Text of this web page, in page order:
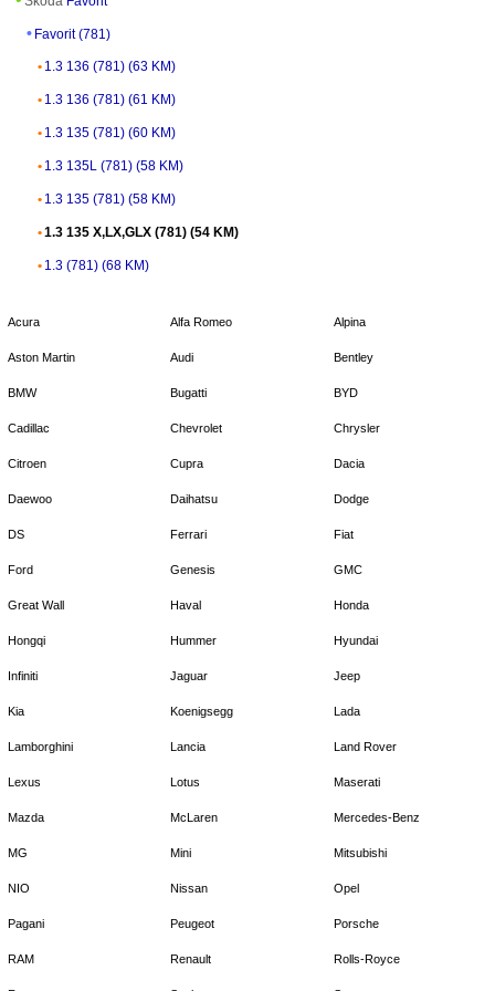
Favorit (781)
1.3 136 (781) (63 KM)
1.3 136 (781) (61 KM)
1.3 135 (781) (60 KM)
1.3 135L (781) (58 KM)
1.3 135 (781) (58 KM)
1.3 135 X,LX,GLX (781) (54 KM)
1.3 (781) (68 KM)
Acura Alfa Romeo Alpina
Aston Martin Audi Bentley
BMW Bugatti BYD
Cadillac Chevrolet Chrysler
Citroen Cupra Dacia
Daewoo Daihatsu Dodge
DS Ferrari Fiat
Ford Genesis GMC
Great Wall Haval Honda
Hongqi Hummer Hyundai
Infiniti Jaguar Jeep
Kia Koenigsegg Lada
Lamborghini Lancia Land Rover
Lexus Lotus Maserati
Mazda McLaren Mercedes-Benz
MG Mini Mitsubishi
NIO Nissan Opel
Pagani Peugeot Porsche
RAM Renault Rolls-Royce